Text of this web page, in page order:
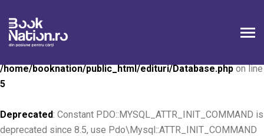
Deprecated
deprecated since 8.5, use Pdo\Mysql::ATTR_INIT_COMMAND
/home/booknation/public_html/edituri/Database.phpon line
5
Deprecated: Constant PDO::MYSQL_ATTR_INIT_COMMAND is
deprecated since 8.5, use Pdo\Mysql::ATTR_INIT_COMMAND